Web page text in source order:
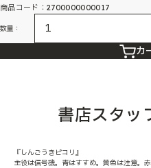
商品コード：2700000000017
数量：
カ
書店スタッ
『しんごうきピコリ』
主役は信号機。青はすすめ。黄色は注意。